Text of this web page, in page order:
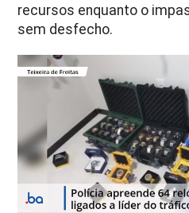
recursos enquanto o
sem desfecho.